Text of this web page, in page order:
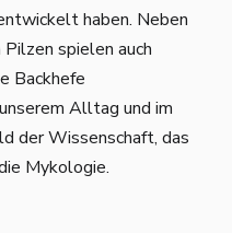
haben. Neben
spielen auch
Backhefe
Alltag und im
der Wissenschaft, das
Mykologie.